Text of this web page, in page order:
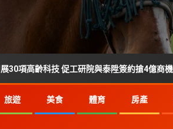
科技 促工研院與泰陞簽約搶4億商機
旅遊 美食 體育 房產